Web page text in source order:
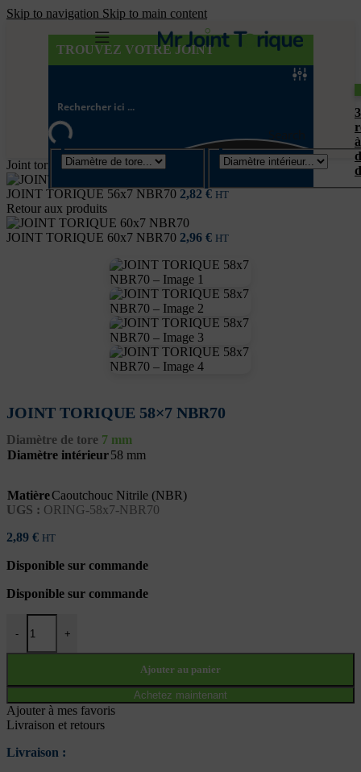
Skip to navigation Skip to main content
TROUVEZ VOTRE JOINT
Joint torique/ Diamètre de tore 7mm
JOINT TORIQUE 56x7 NBR70 2,82 € HT
Retour aux produits
JOINT TORIQUE 60x7 NBR70 2,96 € HT
JOINT TORIQUE 58×7 NBR70
Diamètre de tore 7 mm
Diamètre intérieur58 mm
MatièreCaoutchouc Nitrile (NBR)
UGS : ORING-58x7-NBR70
2,89 € HT
Disponible sur commande
Disponible sur commande
-
quantité de JOINT TORIQUE 58x7 NBR70
+
Ajouter au panier
Achetez maintenant
Ajouter à mes favoris
Livraison et retours
Livraison :